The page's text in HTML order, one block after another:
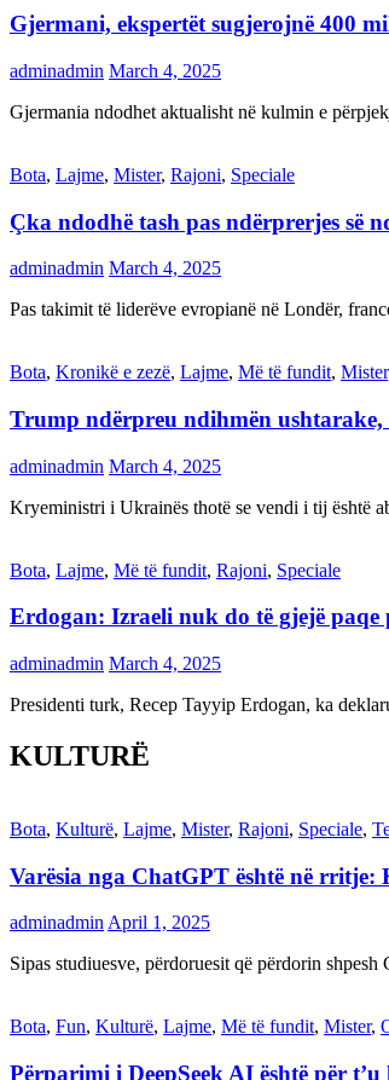
Gjermani, ekspertët sugjerojnë 400
adminadmin March 4, 2025
Gjermania ndodhet aktualisht në kulmin e
Bota, Lajme, Mister, Rajoni, Speciale
Çka ndodhë tash pas ndërprerjes së
adminadmin March 4, 2025
Pas takimit të liderëve evropianë në Londër,
Bota, Kronikë e zezë, Lajme, Më të fundit, Mister
Trump ndërpreu ndihmën
adminadmin March 4, 2025
Kryeministri i Ukrainës thotë se vendi i tij është
Bota, Lajme, Më të fundit, Rajoni, Speciale
Erdogan: Izraeli nuk do të gjejë paqe
adminadmin March 4, 2025
Presidenti turk, Recep Tayyip Erdogan, ka
KULTURË
Bota, Kulturë, Lajme, Mister, Rajoni, Speciale,
Varësia nga ChatGPT është në rritje:
adminadmin April 1, 2025
Sipas studiuesve, përdoruesit që përdorin
Bota, Fun, Kulturë, Lajme, Më të fundit, Mister,
Përparimi i DeepSeek AI është për